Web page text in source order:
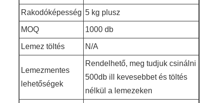
Rakodóképesség 5 kg plusz
MOQ 1000 db
Lemez töltés N/A
Lemezmentes
lehetőségek
Rendelhető, meg tudjuk csinálni
500db ill kevesebbet és töltés
nélkül a lemezeken